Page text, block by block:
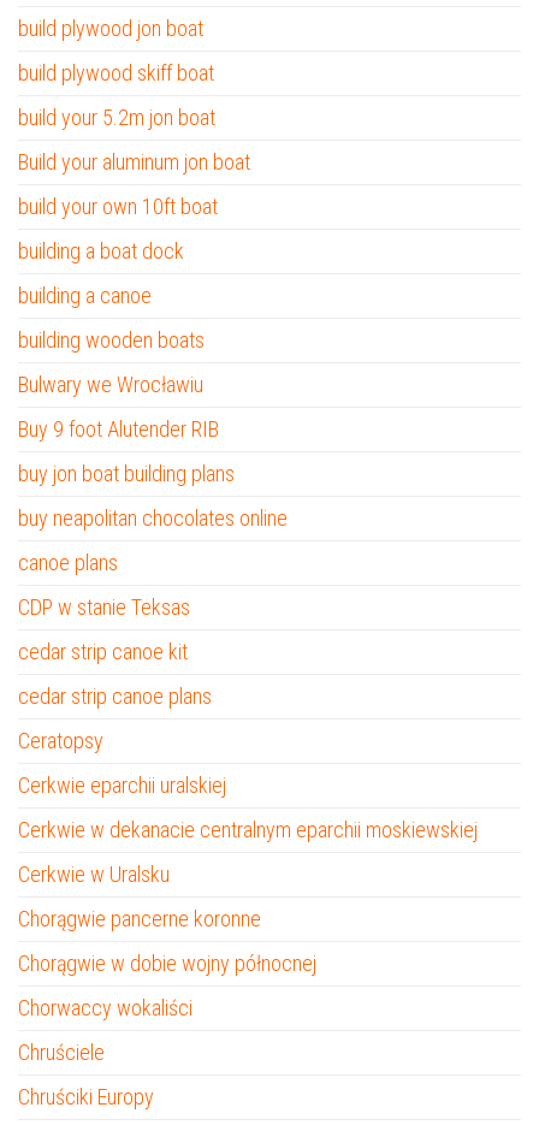
build plywood jon boat
build plywood skiff boat
build your 5.2m jon boat
Build your aluminum jon boat
build your own 10ft boat
building a boat dock
building a canoe
building wooden boats
Bulwary we Wrocławiu
Buy 9 foot Alutender RIB
buy jon boat building plans
buy neapolitan chocolates online
canoe plans
CDP w stanie Teksas
cedar strip canoe kit
cedar strip canoe plans
Ceratopsy
Cerkwie eparchii uralskiej
Cerkwie w dekanacie centralnym eparchii moskiewskiej
Cerkwie w Uralsku
Chorągwie pancerne koronne
Chorągwie w dobie wojny północnej
Chorwaccy wokaliści
Chruściele
Chruściki Europy